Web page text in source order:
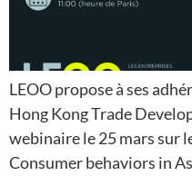
LEOO propose à ses
Hong Kong Trade
webinaire le 25 mars sur
Consumer behaviors in